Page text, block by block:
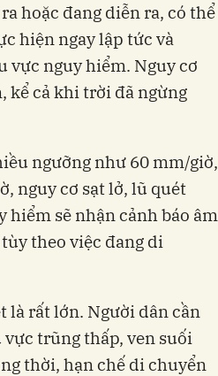
hoặc đang diễn ra, có thể
hiện ngay lập tức và
vực nguy hiểm. Nguy cơ
kể cả khi trời đã ngừng
ngưỡng như 60 mm/giờ,
nguy cơ sạt lở, lũ quét
sẽ nhận cảnh báo âm
theo việc đang di
là rất lớn. Người dân cần
trũng thấp, ven suối
thời, hạn chế di chuyển